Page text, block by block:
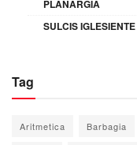
PLANARGIA
SULCIS IGLESIENTE
Tag
Aritmetica Barbagia